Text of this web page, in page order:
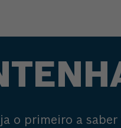
o primeiro a